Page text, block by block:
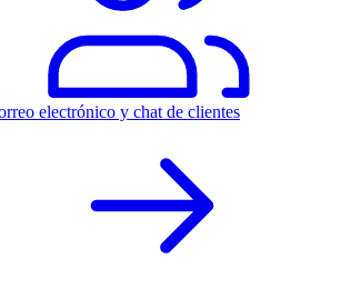
electrónico y chat de clientes